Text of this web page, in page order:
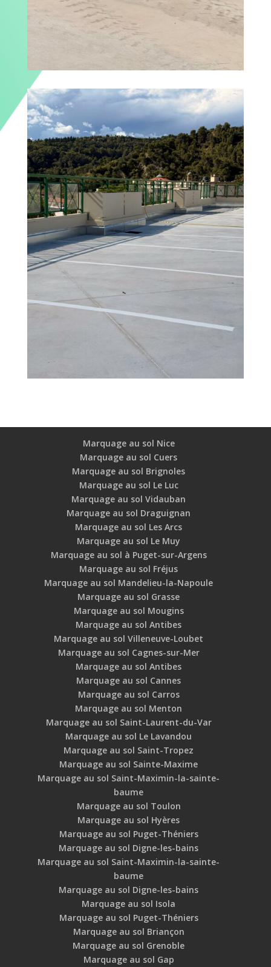
Marquage au sol Nice
Marquage au sol Cuers
Marquage au sol Brignoles
Marquage au sol Le Luc
Marquage au sol Vidauban
Marquage au sol Draguignan
Marquage au sol Les Arcs
Marquage au sol Le Muy
Marquage au sol à Puget-sur-Argens
Marquage au sol Fréjus
Marquage au sol Mandelieu-la-Napoule
Marquage au sol Grasse
Marquage au sol Mougins
Marquage au sol Antibes
Marquage au sol Villeneuve-Loubet
Marquage au sol Cagnes-sur-Mer
Marquage au sol Antibes
Marquage au sol Cannes
Marquage au sol Carros
Marquage au sol Menton
Marquage au sol Saint-Laurent-du-Var
Marquage au sol Le Lavandou
Marquage au sol Saint-Tropez
Marquage au sol Sainte-Maxime
Marquage au sol Saint-Maximin-la-sainte-
baume
Marquage au sol Toulon
Marquage au sol Hyères
Marquage au sol Puget-Théniers
Marquage au sol Digne-les-bains
Marquage au sol Saint-Maximin-la-sainte-
baume
Marquage au sol Digne-les-bains
Marquage au sol Isola
Marquage au sol Puget-Théniers
Marquage au sol Briançon
Marquage au sol Grenoble
Marquage au sol Gap